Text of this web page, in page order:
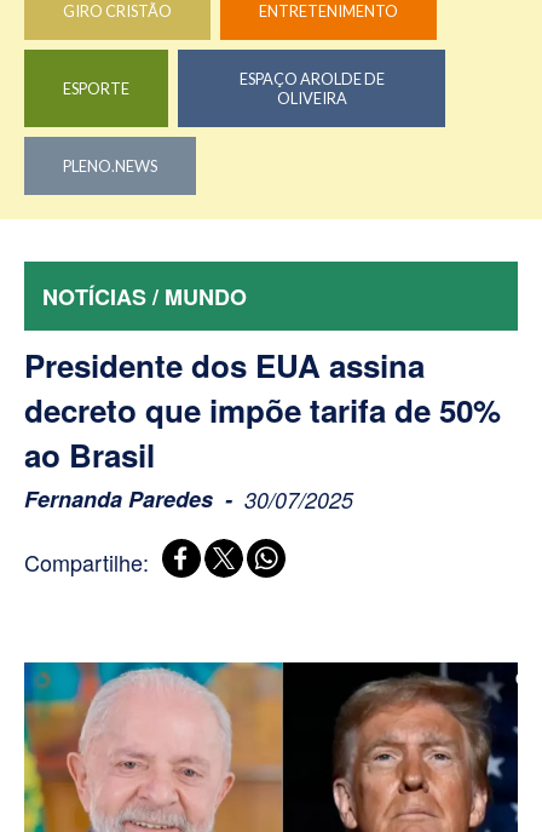
GIRO CRISTÃO ENTRETENIMENTO
ESPORTE
ESPAÇO AROLDE DE
OLIVEIRA
PLENO.NEWS
NOTÍCIAS / MUNDO
Presidente dos EUA assina
decreto que impõe tarifa de 50%
ao Brasil
Fernanda Paredes 30/07/2025
Compartilhe: